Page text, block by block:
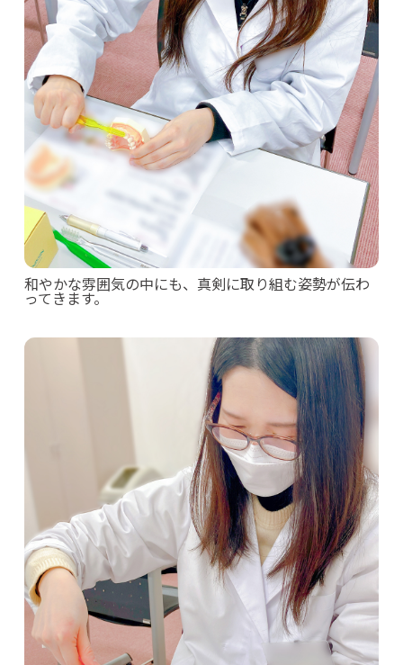
和やかな雰囲気の中にも、真剣に取り組む姿勢が伝わ
ってきます。